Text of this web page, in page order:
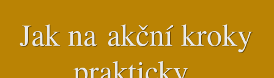
Jak na akční kroky